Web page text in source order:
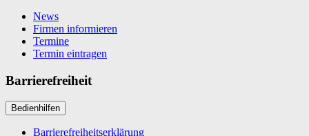
News
Firmen informieren
Termine
Termin eintragen
Barrierefreiheit
Bedienhilfen
Barrierefreiheitserklärung